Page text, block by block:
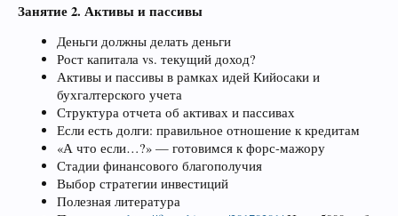
Занятие 2. Активы и пассивы
Деньги должны делать деньги
Рост капитала vs. текущий доход?
Активы и пассивы в рамках идей Кийосаки и
бухгалтерского учета
Структура отчета об активах и пассивах
Если есть долги: правильное отношение к кредитам
«А что если…?» — готовимся к форс-мажору
Стадии финансового благополучия
Выбор стратегии инвестиций
Полезная литература